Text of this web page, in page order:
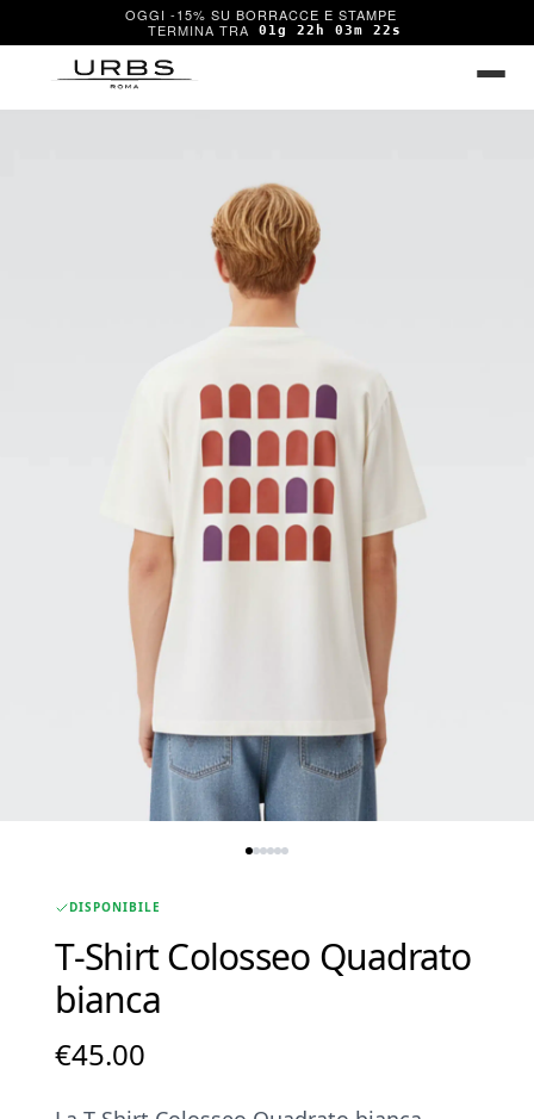
OGGI -15% SU BORRACCE E STAMPE
01g 22h 03m 22s
DISPONIBILE
T-Shirt Colosseo Quadrato
bianca
€45.00